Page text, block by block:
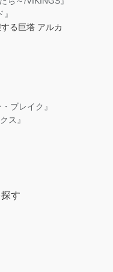
る巨塔 アルカ
ブレイク』
ス』
す